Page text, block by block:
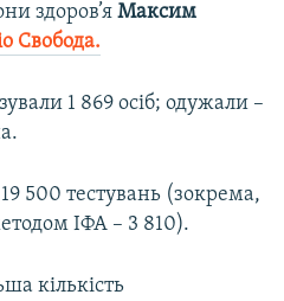
здоров’я Максим
Свобода.
1 869 осіб; одужали –
500 тестувань (зокрема,
ІФА – 3 810).
кількість